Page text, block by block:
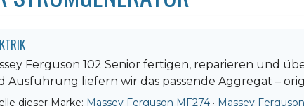
Ferguson 102 Senior fertigen, reparieren und
Ausführung liefern wir das passende Aggregat –
dieser Marke: Massey Ferguson MF274 · Massey